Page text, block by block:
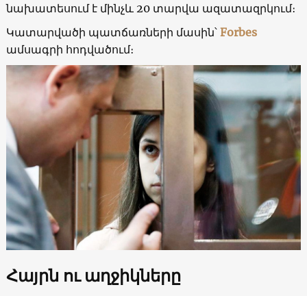
նախատեսում է մինչև 20 տարվա ազատազրկում։
Կատարվածի պատճառների մասին՝ Forbes
ամսագրի հոդվածում։
Հայրն ու աղջիկները